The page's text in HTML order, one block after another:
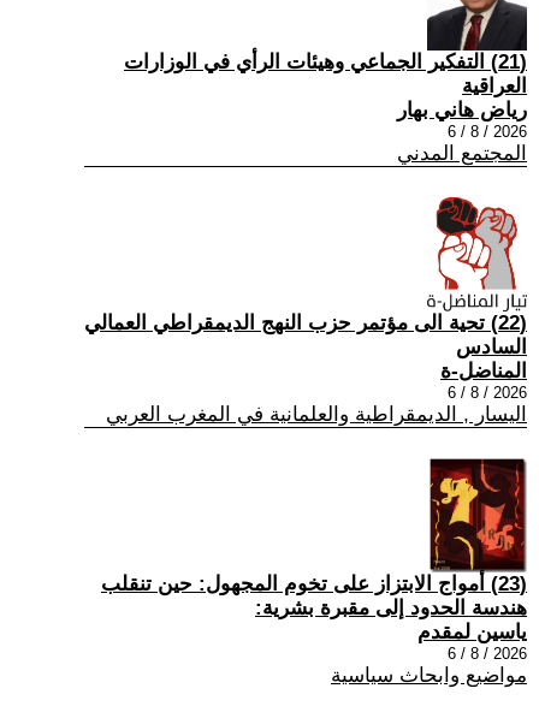
(21) التفكير الجماعي وهيئات الرأي في الوزارات
العراقية
رياض هاني بهار
2026 / 8 / 6
المجتمع المدني
(22) تحية الى مؤتمر حزب النهج الديمقراطي العمالي
السادس
المناضل-ة
2026 / 8 / 6
اليسار , الديمقراطية والعلمانية في المغرب العربي
(23) أمواج الابتزاز على تخوم المجهول: حين تنقلب
هندسة الحدود إلى مقبرة بشرية:
ياسين لمقدم
2026 / 8 / 6
مواضيع وابحاث سياسية